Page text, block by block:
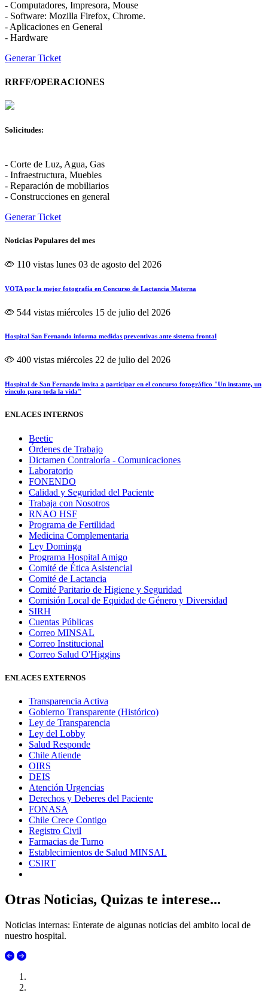
- Computadores, Impresora, Mouse
- Software: Mozilla Firefox, Chrome.
- Aplicaciones en General
- Hardware
Generar Ticket
RRFF/OPERACIONES
Solicitudes:
- Corte de Luz, Agua, Gas
- Infraestructura, Muebles
- Reparación de mobiliarios
- Construcciones en general
Generar Ticket
Noticias Populares del mes
110 vistas lunes 03 de agosto del 2026
VOTA por la mejor fotografía en Concurso de Lactancia Materna
544 vistas miércoles 15 de julio del 2026
Hospital San Fernando informa medidas preventivas ante sistema frontal
400 vistas miércoles 22 de julio del 2026
Hospital de San Fernando invita a participar en el concurso fotográfico "Un instante, un
vínculo para toda la vida"
ENLACES INTERNOS
Beetic
Órdenes de Trabajo
Dictamen Contraloría - Comunicaciones
Laboratorio
FONENDO
Calidad y Seguridad del Paciente
Trabaja con Nosotros
RNAO HSF
Programa de Fertilidad
Medicina Complementaria
Ley Dominga
Programa Hospital Amigo
Comité de Ética Asistencial
Comité de Lactancia
Comité Paritario de Higiene y Seguridad
Comisión Local de Equidad de Género y Diversidad
SIRH
Cuentas Públicas
Correo MINSAL
Correo Institucional
Correo Salud O'Higgins
ENLACES EXTERNOS
Transparencia Activa
Gobierno Transparente (Histórico)
Ley de Transparencia
Ley del Lobby
Salud Responde
Chile Atiende
OIRS
DEIS
Atención Urgencias
Derechos y Deberes del Paciente
FONASA
Chile Crece Contigo
Registro Civil
Farmacias de Turno
Establecimientos de Salud MINSAL
CSIRT
Otras Noticias, Quizas te interese...
Noticias internas: Enterate de algunas noticias del ambito local de
nuestro hospital.